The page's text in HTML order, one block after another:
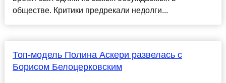
обществе. Критики предрекали недолги...
Топ-модель Полина Аскери развелась с
Борисом Белоцерковским